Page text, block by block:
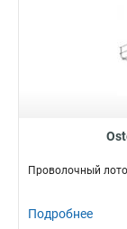
Проволочный
Подробнее